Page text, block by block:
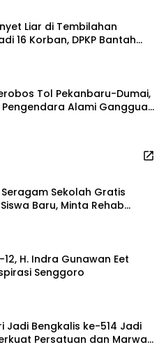
Liar di Tembilahan
16 Korban, DPKP Bantah
Viral
Tol Pekanbaru-Dumai,
Pengendara Alami Gangguan
Seragam Sekolah Gratis
Baru, Minta Rehab
Dikurangi
H. Indra Gunawan Eet
Senggoro
Jadi Bengkalis ke-514 Jadi
Persatuan dan Marwah